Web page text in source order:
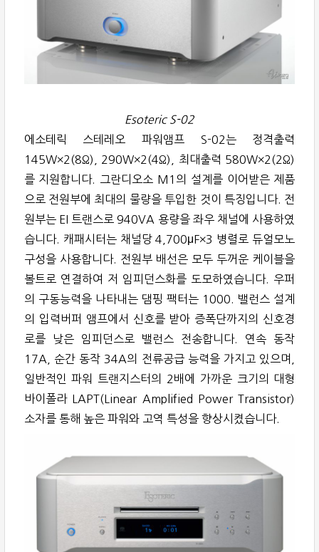
Esoteric S-02
에소테릭 스테레오 파워앰프 S-02는 정격출력
145W×2(8Ω), 290W×2(4Ω), 최대출력 580W×2(2Ω)
를 지원합니다. 그란디오소 M1의 설계를 이어받은 제품
으로 전원부에 최대의 물량을 투입한 것이 특징입니다. 전
원부는 EI 트랜스로 940VA 용량을 좌우 채널에 사용하였
습니다. 캐패시터는 채널당 4,700μF×3 병렬로 듀얼모노
구성을 사용합니다. 전원부 배선은 모두 두꺼운 케이블을
볼트로 연결하여 저 임피던스화를 도모하였습니다. 우퍼
의 구동능력을 나타내는 댐핑 팩터는 1000. 밸런스 설계
의 입력버퍼 앰프에서 신호를 받아 증폭단까지의 신호경
로를 낮은 임피던스로 밸런스 전송합니다. 연속 동작
17A, 순간 동작 34A의 전류공급 능력을 가지고 있으며,
일반적인 파워 트랜지스터의 2배에 가까운 크기의 대형
바이폴라 LAPT(Linear Amplified Power Transistor)
소자를 통해 높은 파워와 고역 특성을 향상시켰습니다.